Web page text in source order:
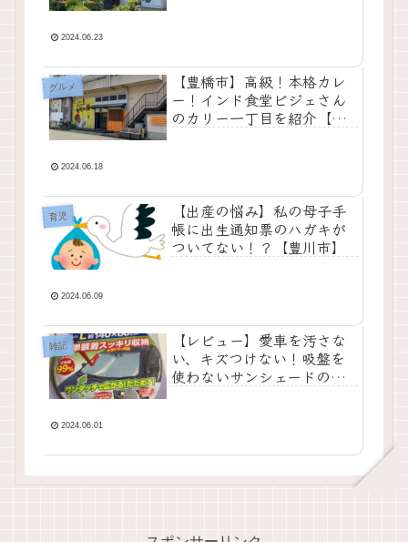
2024.06.23
グルメ
【豊橋市】高級！本格カレ
ー！インド食堂ビジェさん
のカリー一丁目を紹介【カ
2024.06.18
育児
【出産の悩み】私の母子手
帳に出生通知票のハガキが
ついてない！？【豊川市】
2024.06.09
雑記
【レビュー】愛車を汚さな
い、キズつけない！吸盤を
使わないサンシェードの使
2024.06.01